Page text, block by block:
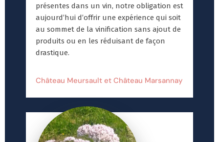
présentes dans un vin, notre obligation est
aujourd’hui d’offrir une expérience qui soit
au sommet de la vinification sans ajout de
produits ou en les réduisant de façon
drastique.
Château Meursault et Château Marsannay